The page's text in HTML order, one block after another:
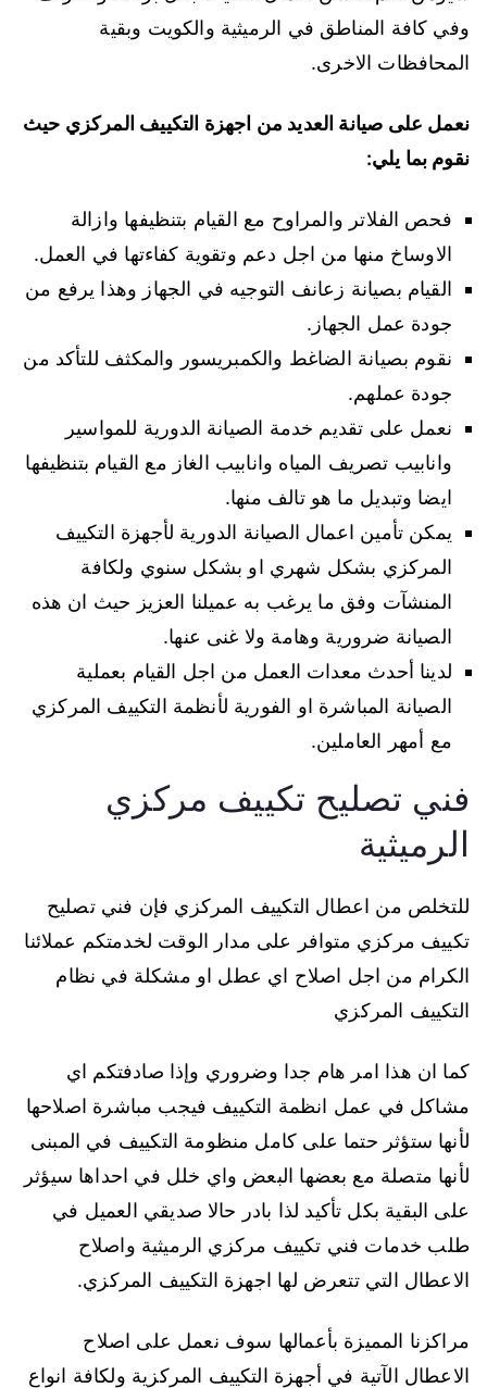
وفي كافة المناطق في الرميثية والكويت وبقية
المحافظات الاخرى.
نعمل على صيانة العديد من اجهزة التكييف المركزي حيث
نقوم بما يلي:
فحص الفلاتر والمراوح مع القيام بتنظيفها وازالة
الاوساخ منها من اجل دعم وتقوية كفاءتها في العمل.
القيام بصيانة زعانف التوجيه في الجهاز وهذا يرفع من
جودة عمل الجهاز.
نقوم بصيانة الضاغط والكمبريسور والمكثف للتأكد من
جودة عملهم.
نعمل على تقديم خدمة الصيانة الدورية للمواسير
وانابيب تصريف المياه وانابيب الغاز مع القيام بتنظيفها
ايضا وتبديل ما هو تالف منها.
يمكن تأمين اعمال الصيانة الدورية لأجهزة التكييف
المركزي بشكل شهري او بشكل سنوي ولكافة
المنشآت وفق ما يرغب به عميلنا العزيز حيث ان هذه
الصيانة ضرورية وهامة ولا غنى عنها.
لدينا أحدث معدات العمل من اجل القيام بعملية
الصيانة المباشرة او الفورية لأنظمة التكييف المركزي
مع أمهر العاملين.
فني تصليح تكييف مركزي
الرميثية
للتخلص من اعطال التكييف المركزي فإن فني تصليح
تكييف مركزي متوافر على مدار الوقت لخدمتكم عملائنا
الكرام من اجل اصلاح اي عطل او مشكلة في نظام
التكييف المركزي
كما ان هذا امر هام جدا وضروري وإذا صادفتكم اي
مشاكل في عمل انظمة التكييف فيجب مباشرة اصلاحها
لأنها ستؤثر حتما على كامل منظومة التكييف في المبنى
لأنها متصلة مع بعضها البعض واي خلل في احداها سيؤثر
على البقية بكل تأكيد لذا بادر حالا صديقي العميل في
طلب خدمات فني تكييف مركزي الرميثية واصلاح
الاعطال التي تتعرض لها اجهزة التكييف المركزي.
مراكزنا المميزة بأعمالها سوف نعمل على اصلاح
الاعطال الآتية في أجهزة التكييف المركزية ولكافة انواع